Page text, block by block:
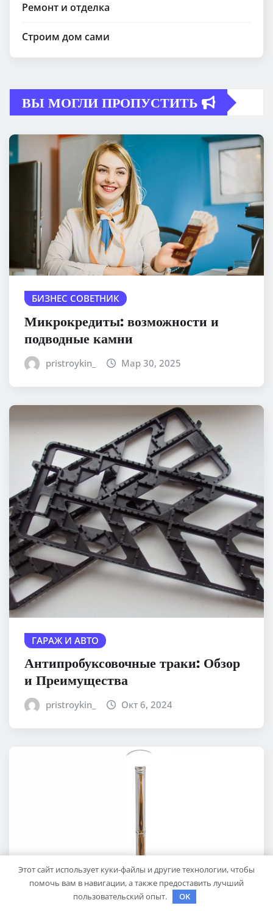
Ремонт и отделка
Строим дом сами
ВЫ МОГЛИ ПРОПУСТИТЬ
БИЗНЕС СОВЕТНИК
Микрокредиты: возможности и
подводные камни
pristroykin_ Мар 30, 2025
ГАРАЖ И АВТО
Антипробуксовочные траки: Обзор
и Преимущества
pristroykin_ Окт 6, 2024
Этот сайт использует куки-файлы и другие технологии, чтобы
помочь вам в навигации, а также предоставить лучший
пользовательский опыт.
OK